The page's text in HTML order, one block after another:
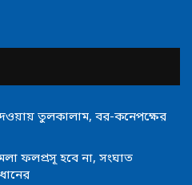
তুলকালাম, বর-কনেপক্ষের
ফলপ্রসূ হবে না, সংঘাত